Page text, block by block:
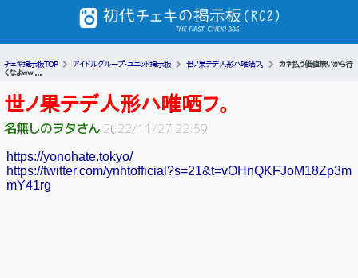
チェキ掲示板TOP アイドルグループ・ユニット掲示板 世ノ果テデ人形ハ唯哂フ。
カネ払う価値無いから行
くなよｗｗ ...
世ノ果テデ人形ハ唯哂フ。
名無しのヲタさん 2022/11/27 22:59
https://yonohate.tokyo/
https://twitter.com/ynhtofficial?s=21&t=vOHnQKFJoM18Zp3m
mY41rg